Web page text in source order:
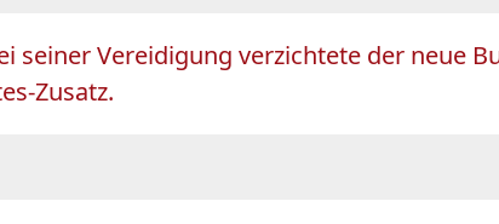
seiner Vereidigung verzichtete der neue
Zusatz.